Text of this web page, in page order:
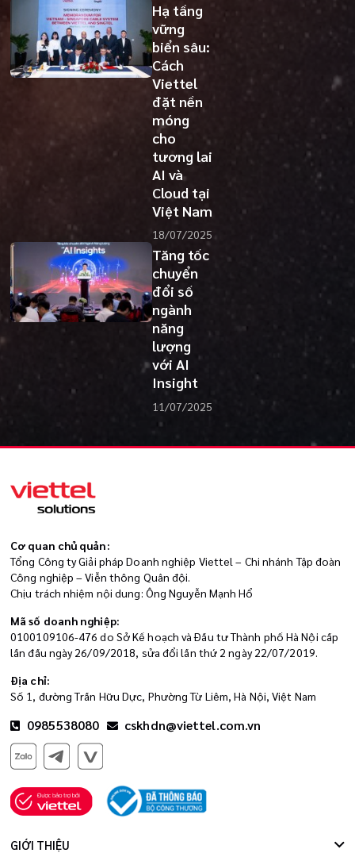
Hạ tầng
vững
biển sâu:
Cách
Viettel
đặt nền
móng
cho
tương lai
AI và
Cloud tại
Việt Nam
18/07/2025
Tăng tốc
chuyển
đổi số
ngành
năng
lượng
với AI
Insight
11/07/2025
Cơ quan chủ quản:
Tổng Công ty Giải pháp Doanh nghiệp Viettel – Chi nhánh Tập đoàn
Công nghiệp – Viễn thông Quân đội.
Chịu trách nhiệm nội dung: Ông Nguyễn Mạnh Hổ
Mã số doanh nghiệp:
0100109106-476 do Sở Kế hoạch và Đầu tư Thành phố Hà Nội cấp
lần đầu ngày 26/09/2018, sửa đổi lần thứ 2 ngày 22/07/2019.
Địa chỉ:
Số 1, đường Trần Hữu Dực, Phường Từ Liêm, Hà Nội, Việt Nam
0985538080 cskhdn@viettel.com.vn
GIỚI THIỆU